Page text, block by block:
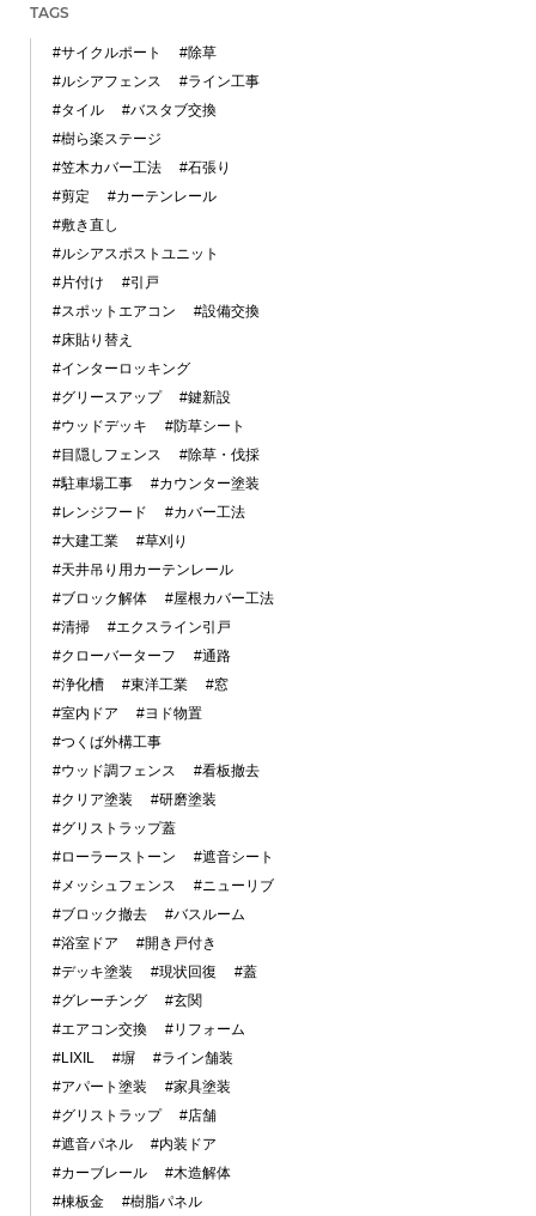
TAGS
#サイクルポート
#除草
#ルシアフェンス
#ライン工事
#タイル
#バスタブ交換
#樹ら楽ステージ
#笠木カバー工法
#石張り
#剪定
#カーテンレール
#敷き直し
#ルシアスポストユニット
#片付け
#引戸
#スポットエアコン
#設備交換
#床貼り替え
#インターロッキング
#グリースアップ
#鍵新設
#ウッドデッキ
#防草シート
#目隠しフェンス
#除草・伐採
#駐車場工事
#カウンター塗装
#レンジフード
#カバー工法
#大建工業
#草刈り
#天井吊り用カーテンレール
#ブロック解体
#屋根カバー工法
#清掃
#エクスライン引戸
#クローバーターフ
#通路
#浄化槽
#東洋工業
#窓
#室内ドア
#ヨド物置
#つくば外構工事
#ウッド調フェンス
#看板撤去
#クリア塗装
#研磨塗装
#グリストラップ蓋
#ローラーストーン
#遮音シート
#メッシュフェンス
#ニューリブ
#ブロック撤去
#バスルーム
#浴室ドア
#開き戸付き
#デッキ塗装
#現状回復
#蓋
#グレーチング
#玄関
#エアコン交換
#リフォーム
#LIXIL
#塀
#ライン舗装
#アパート塗装
#家具塗装
#グリストラップ
#店舗
#遮音パネル
#内装ドア
#カーブレール
#木造解体
#棟板金
#樹脂パネル